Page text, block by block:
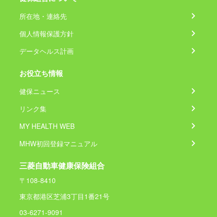
所在地・連絡先
個人情報保護方針
データヘルス計画
お役立ち情報
健保ニュース
リンク集
MY HEALTH WEB
MHW初回登録マニュアル
三菱自動車健康保険組合
〒108-8410
東京都港区芝浦3丁目1番21号
03-6271-9091